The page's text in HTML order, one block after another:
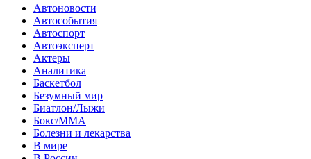
Автоновости
Автособытия
Автоспорт
Автоэксперт
Актеры
Аналитика
Баскетбол
Безумный мир
Биатлон/Лыжи
Бокс/MMA
Болезни и лекарства
В мире